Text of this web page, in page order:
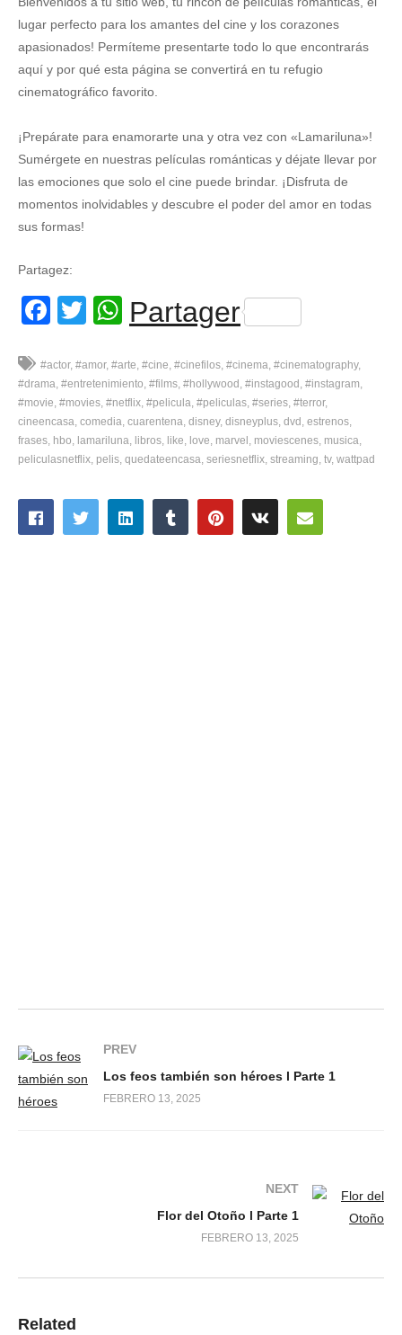
lugar perfecto para los amantes del cine y los corazones
apasionados! Permíteme presentarte todo lo que encontrarás
aquí y por qué esta página se convertirá en tu refugio
cinematográfico favorito.
¡Prepárate para enamorarte una y otra vez con «Lamariluna»!
Sumérgete en nuestras películas románticas y déjate llevar por
las emociones que solo el cine puede brindar. ¡Disfruta de
momentos inolvidables y descubre el poder del amor en todas
sus formas!
Partagez:
Facebook
TwitterWhatsApp
Partager
#actor #amor #arte #cine #cinefilos #cinema #cinematography
#drama #entretenimiento #films #hollywood #instagood #instagram
#movie #movies #netflix #pelicula #peliculas #series #terror
cineencasa comedia cuarentena disney disneyplus dvd estrenos
frases hbo lamariluna libros like love marvel moviescenes musica
peliculasnetflix pelis quedateencasa seriesnetflix streaming tv wattpad
PREV
Los feos también son héroes l Parte 1
FEBRERO 13, 2025
NEXT
Flor del Otoño l Parte 1
FEBRERO 13, 2025
Related